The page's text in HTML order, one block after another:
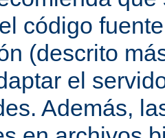
código
(descrito
el
Además,